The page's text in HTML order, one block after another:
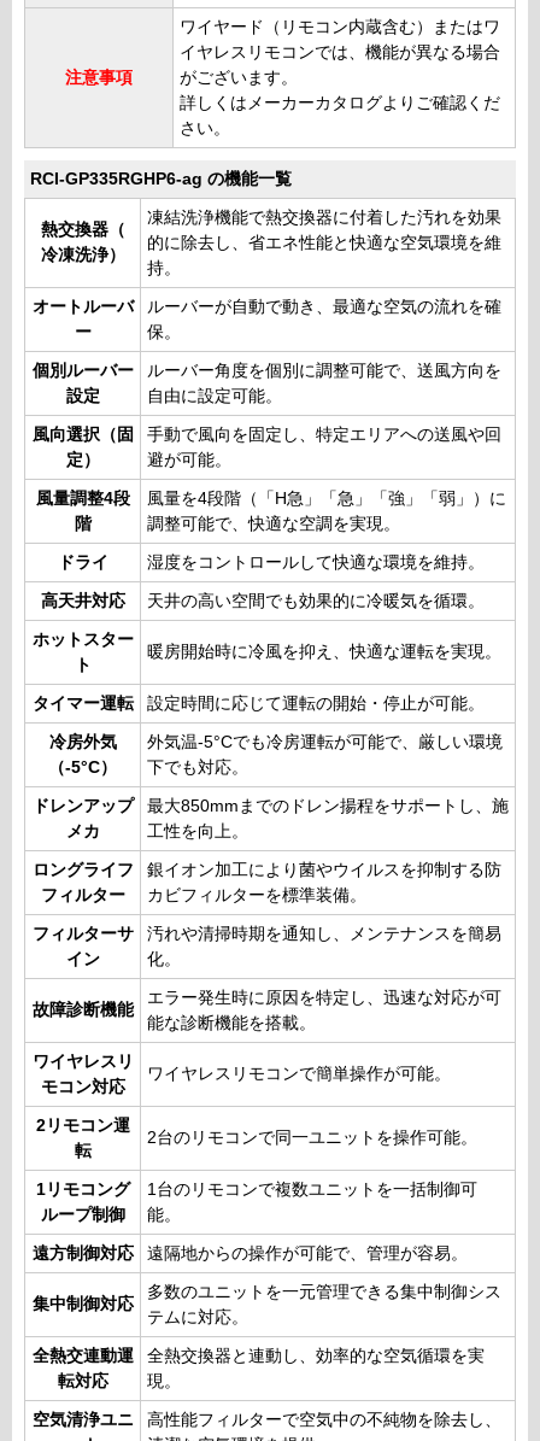
注意事項
ワイヤード（リモコン内蔵含む）またはワ
イヤレスリモコンでは、機能が異なる場合
がございます。
詳しくはメーカーカタログよりご確認くだ
さい。
RCI-GP335RGHP6-ag の機能一覧
熱交換器（
冷凍洗浄）
凍結洗浄機能で熱交換器に付着した汚れを効果
的に除去し、省エネ性能と快適な空気環境を維
持。
オートルーバ
ー
ルーバーが自動で動き、最適な空気の流れを確
保。
個別ルーバー
設定
ルーバー角度を個別に調整可能で、送風方向を
自由に設定可能。
風向選択（固
定）
手動で風向を固定し、特定エリアへの送風や回
避が可能。
風量調整4段
階
風量を4段階（「H急」「急」「強」「弱」）に
調整可能で、快適な空調を実現。
ドライ 湿度をコントロールして快適な環境を維持。
高天井対応 天井の高い空間でも効果的に冷暖気を循環。
ホットスター
ト
暖房開始時に冷風を抑え、快適な運転を実現。
タイマー運転 設定時間に応じて運転の開始・停止が可能。
冷房外気
（-5°C）
外気温-5°Cでも冷房運転が可能で、厳しい環境
下でも対応。
ドレンアップ
メカ
最大850mmまでのドレン揚程をサポートし、施
工性を向上。
ロングライフ
フィルター
銀イオン加工により菌やウイルスを抑制する防
カビフィルターを標準装備。
フィルターサ
イン
汚れや清掃時期を通知し、メンテナンスを簡易
化。
故障診断機能
エラー発生時に原因を特定し、迅速な対応が可
能な診断機能を搭載。
ワイヤレスリ
モコン対応
ワイヤレスリモコンで簡単操作が可能。
2リモコン運
転
2台のリモコンで同一ユニットを操作可能。
1リモコング
ループ制御
1台のリモコンで複数ユニットを一括制御可
能。
遠方制御対応 遠隔地からの操作が可能で、管理が容易。
集中制御対応
多数のユニットを一元管理できる集中制御シス
テムに対応。
全熱交連動運
転対応
全熱交換器と連動し、効率的な空気循環を実
現。
空気清浄ユニ
高性能フィルターで空気中の不純物を除去し、